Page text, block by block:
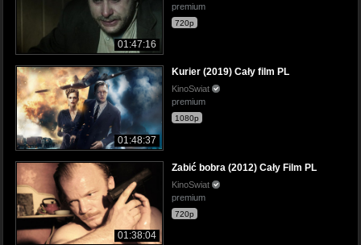
01:47:16
premium
720p
01:48:37
Kurier (2019) Cały film PL
KinoSwiat
premium
1080p
01:38:04
Zabić bobra (2012) Cały Film PL
KinoSwiat
premium
720p